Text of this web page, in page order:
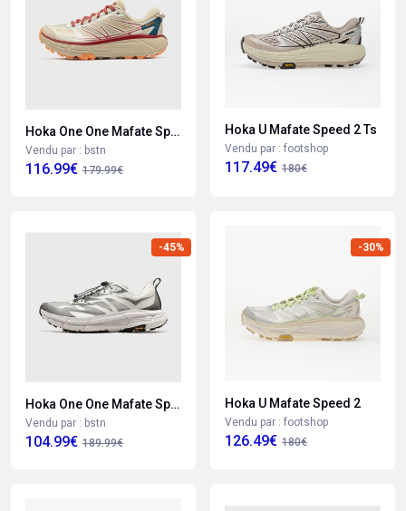
Hoka One One Mafate Speed 2
Vendu par : bstn
116.99€ 179.99€
Hoka U Mafate Speed 2 Ts
Vendu par : footshop
117.49€ 180€
-45%
Hoka One One Mafate Speed 4 Lite Ts
Vendu par : bstn
104.99€ 189.99€
-30%
Hoka U Mafate Speed 2
Vendu par : footshop
126.49€ 180€